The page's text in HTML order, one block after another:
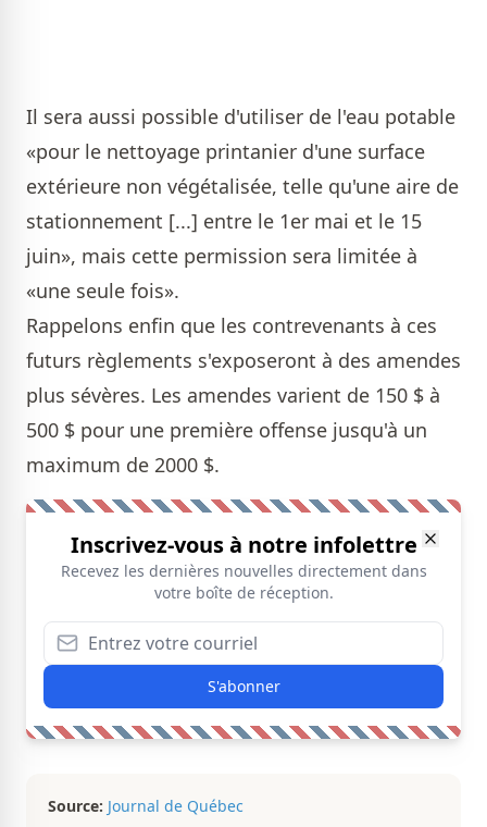
Il sera aussi possible d'utiliser de l'eau potable
«pour le nettoyage printanier d'une surface
extérieure non végétalisée, telle qu'une aire de
stationnement [...] entre le 1er mai et le 15
juin», mais cette permission sera limitée à
«une seule fois».
Rappelons enfin que les contrevenants à ces
futurs règlements s'exposeront à des amendes
plus sévères. Les amendes varient de 150 $ à
500 $ pour une première offense jusqu'à un
maximum de 2000 $.
Inscrivez-vous à notre infolettre
Recevez les dernières nouvelles directement dans
votre boîte de réception.
S'abonner
Source: Journal de Québec